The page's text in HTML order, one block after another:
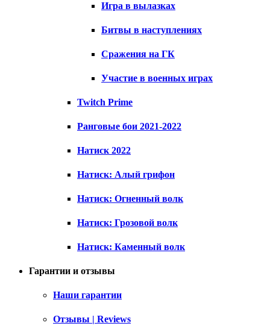
Игра в вылазках
Битвы в наступлениях
Сражения на ГК
Участие в военных играх
Twitch Prime
Ранговые бои 2021-2022
Натиск 2022
Натиск: Алый грифон
Натиск: Огненный волк
Натиск: Грозовой волк
Натиск: Каменный волк
Гарантии и отзывы
Наши гарантии
Отзывы | Reviews